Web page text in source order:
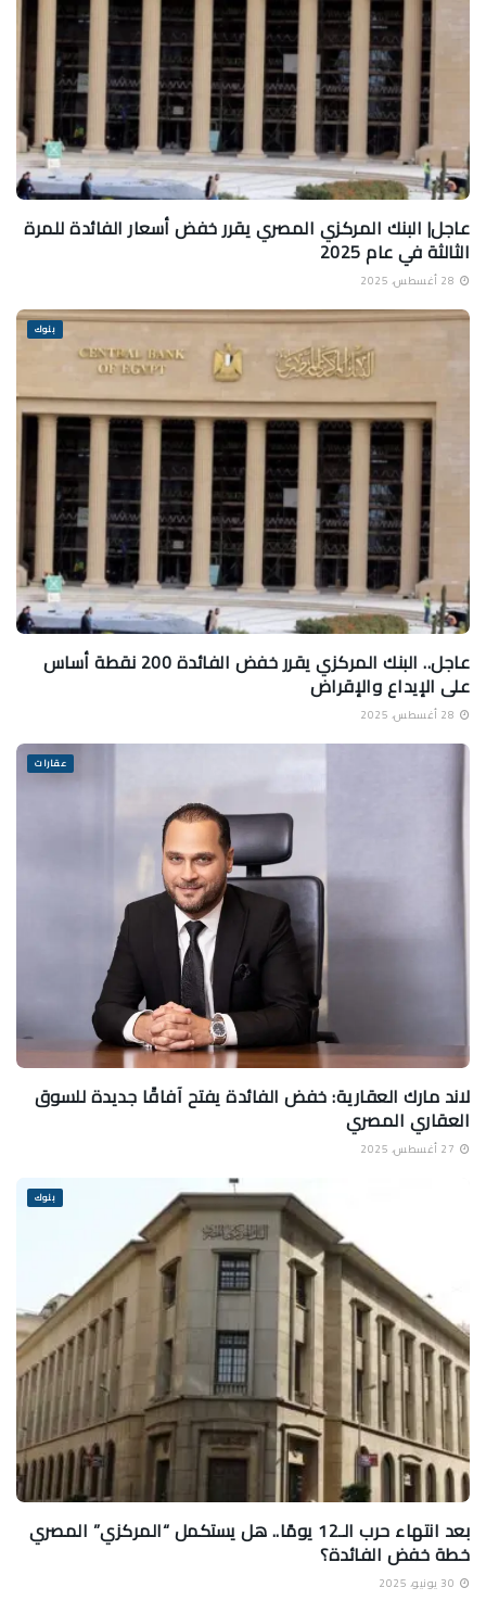
عاجل| البنك المركزي المصري يقرر خفض أسعار الفائدة للمرة
الثالثة في عام 2025
بنوك
عاجل.. البنك المركزي يقرر خفض الفائدة 200 نقطة أساس
على الإيداع والإقراض
عقارات
لاند مارك العقارية: خفض الفائدة يفتح آفاقًا جديدة للسوق
العقاري المصري
بنوك
بعد انتهاء حرب الـ12 يومًا.. هل يستكمل “المركزي” المصري
خطة خفض الفائدة؟